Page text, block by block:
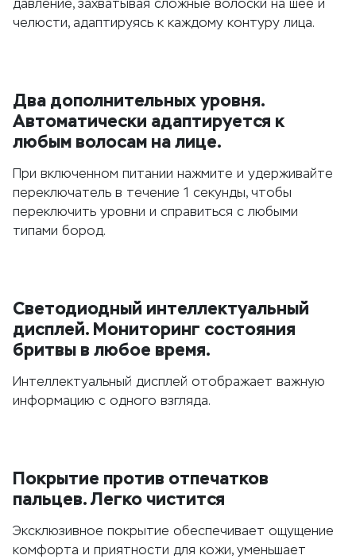
давление, захватывая сложные волоски на шее и
челюсти, адаптируясь к каждому контуру лица.
Два дополнительных уровня.
Автоматически адаптируется к
любым волосам на лице.
При включенном питании нажмите и удерживайте
переключатель в течение 1 секунды, чтобы
переключить уровни и справиться с любыми
типами бород.
Светодиодный интеллектуальный
дисплей. Мониторинг состояния
бритвы в любое время.
Интеллектуальный дисплей отображает важную
информацию с одного взгляда.
Покрытие против отпечатков
пальцев. Легко чистится
Эксклюзивное покрытие обеспечивает ощущение
комфорта и приятности для кожи, уменьшает